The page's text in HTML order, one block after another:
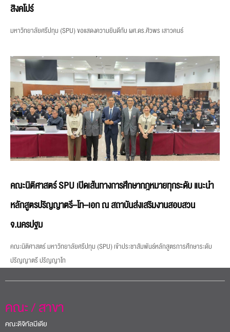
สิงคโปร์
มหาวิทยาลัยศรีปทุม (SPU) ขอแสดงความยินดีกับ ผศ.ดร.ศิวพร เสาวคนธ์
คณะนิติศาสตร์ SPU เปิดเส้นทางการศึกษากฎหมายทุกระดับ แนะนำ
หลักสูตรปริญญาตรี–โท–เอก ณ สถาบันส่งเสริมงานสอบสวน
จ.นครปฐม
คณะนิติศาสตร์ มหาวิทยาลัยศรีปทุม (SPU) เข้าประชาสัมพันธ์หลักสูตรการศึกษาระดับ
ปริญญาตรี ปริญญาโท
คณะ / สาขา
คณะดิจิทัลมีเดีย